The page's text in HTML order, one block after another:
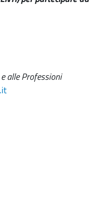
alle Professioni